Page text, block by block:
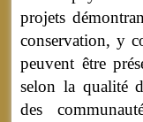
projets
conservation, y
peuvent être
selon la qualité
des